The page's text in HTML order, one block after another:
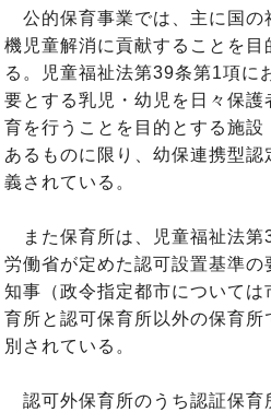
公的保育事業では、主に国の
機児童解消に貢献することを
る。児童福祉法第39条第1項に
要とする乳児・幼児を日々保
育を行うことを目的とする施
あるものに限り、幼保連携型
義されている。
また保育所は、児童福祉法第
労働省が定めた認可設置基準
知事（政令指定都市について
育所と認可保育所以外の保育
別されている。
認可外保育所のうち認証保育